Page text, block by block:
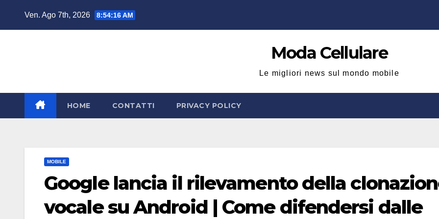
Ven. Ago 7th, 2026 8:54:17 AM
Moda Cellulare
Le migliori news sul mondo mobile
HOME CONTATTI PRIVACY POLICY
MOBILE
Google lancia il rilevamento della
vocale su Android | Come difendersi dalle